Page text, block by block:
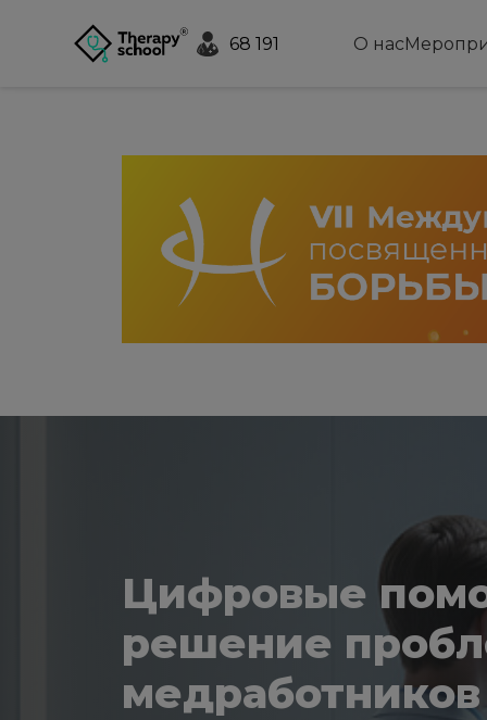
68 191 О нас
Цифровые
решение
медработников